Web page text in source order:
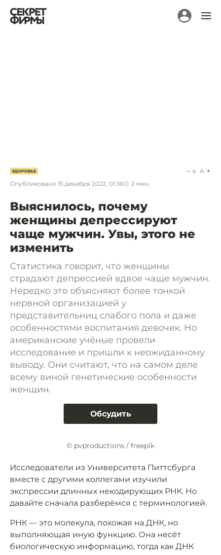
ЗДОРОВЬЕ
Опубликовано 15 декабря 2022, 01:36 2 мин.
a A
Выяснилось, почему
женщины депрессируют
чаще мужчин. Увы, этого не
изменить
Статистика говорит, что женщины
страдают депрессией вдвое чаще мужчин.
Нередко это объясняют более тонкой
нервной организацией у
представительниц слабого пола и даже
особенностями воспитания девочек. Но
американские учёные провели
исследование и пришли к неожиданному
выводу. Они считают, что на самом деле
всему виной генетические особенности
женщин.
Обсудить
© pvproductions / freepik
Исследователи из Университета Питтсбурга
вместе с другими коллегами изучили
экспрессии длинных некодирующих РНК. Но
давайте сначала разберёмся с терминологией.
РНК — это молекула, похожая на ДНК, но
выполняющая иную функцию. Она несёт
биологическую информацию, тогда как ДНК